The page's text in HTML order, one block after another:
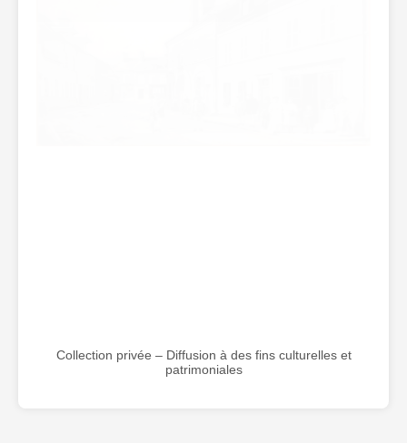
Collection privée – Diffusion à des fins culturelles et
patrimoniales